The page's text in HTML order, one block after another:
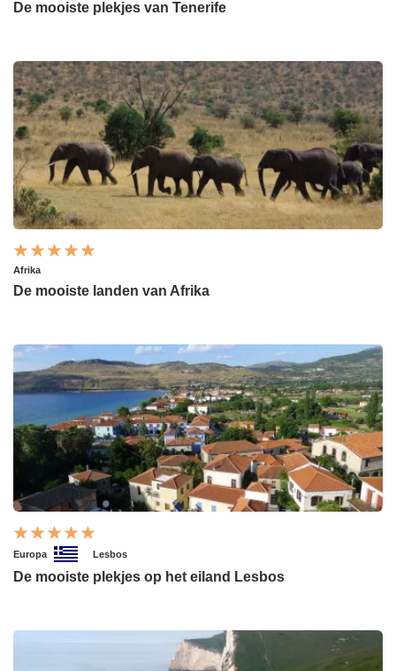
De mooiste plekjes van Tenerife
Afrika
De mooiste landen van Afrika
Europa Lesbos
De mooiste plekjes op het eiland Lesbos